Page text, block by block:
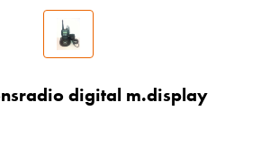
digital m.display